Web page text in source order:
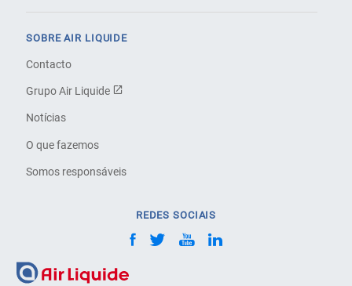
SOBRE AIR LIQUIDE
Contacto
Grupo Air Liquide
Notícias
O que fazemos
Somos responsáveis
REDES SOCIAIS